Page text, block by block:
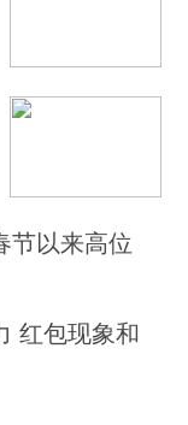
节以来高位
红包现象和